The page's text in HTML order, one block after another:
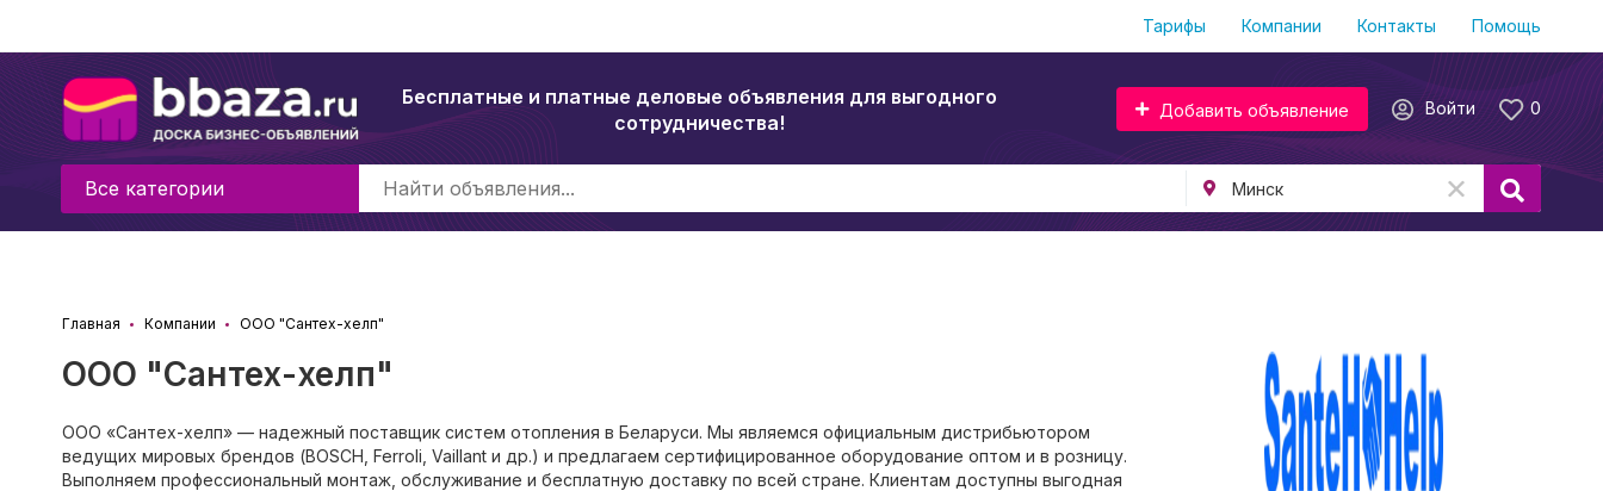
Тарифы Компании Контакты Помощь
Бесплатные и платные деловые объявления для выгодного
сотрудничества!
0
Войти
Добавить объявление
Все категории
Главная Компании ООО "Сантех-хелп"
ООО "Сантех-хелп"
ООО «Сантех-хелп» — надежный поставщик систем отопления в Беларуси. Мы являемся официальным дистрибьютором
ведущих мировых брендов (BOSCH, Ferroli, Vaillant и др.) и предлагаем сертифицированное оборудование оптом и в розницу.
Выполняем профессиональный монтаж, обслуживание и бесплатную доставку по всей стране. Клиентам доступны выгодная